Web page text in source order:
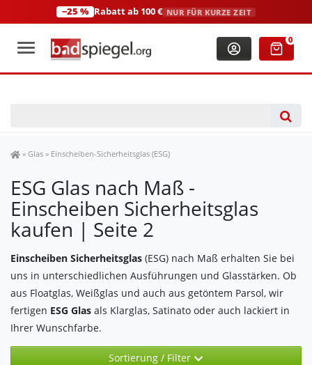
−25 % Rabatt ab 100 € NUR FÜR KURZE ZEIT
+49 (0)2306 3744580 0
Spiegel Shop
» Glas » Einscheiben-Sicherheitsglas (ESG)
ESG Glas nach Maß -
Einscheiben Sicherheitsglas
kaufen | Seite 2
Einscheiben Sicherheitsglas (ESG) nach Maß erhalten Sie bei
uns in unterschiedlichen Ausführungen und Glasstärken. Ob
aus Floatglas, Weißglas und auch aus getöntem Parsol, wir
fertigen ESG Glas als Klarglas, Satinato oder auch lackiert in
Ihrer Wunschfarbe.
Sortierung / Filter